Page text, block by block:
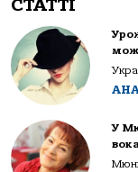
СТАТТІ
У